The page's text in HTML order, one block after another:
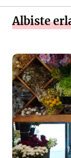
Albiste